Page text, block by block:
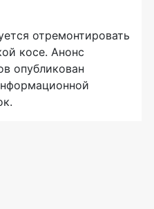
отремонтировать
косе. Анонс
опубликован